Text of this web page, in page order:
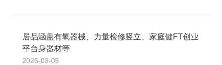
居品涵盖有氧器械、力量检修竖立、家庭健FT创业
平台身器材等
2026-03-05